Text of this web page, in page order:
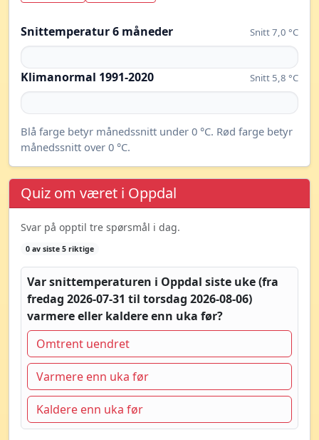
Snittemperatur 6 måneder Snitt 7,0 °C
Klimanormal 1991-2020 Snitt 5,8 °C
Blå farge betyr månedssnitt under 0 °C. Rød farge betyr
månedssnitt over 0 °C.
Quiz om været i Oppdal
Svar på opptil tre spørsmål i dag.
0 av siste 5 riktige
Var snittemperaturen i Oppdal siste uke (fra
fredag 2026-07-31 til torsdag 2026-08-06)
varmere eller kaldere enn uka før?
Omtrent uendret
Varmere enn uka før
Kaldere enn uka før